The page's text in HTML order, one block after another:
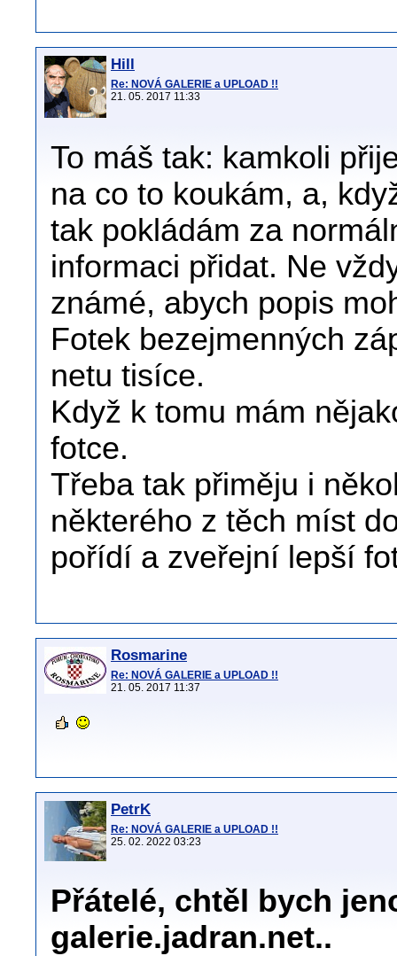
Hill
Re: NOVÁ GALERIE a UPLOAD !!
21. 05. 2017 11:33
To máš tak: kamkoli
na co to koukám, a,
tak pokládám za
informaci přidat. Ne
známé, abych popis
Fotek bezejmenných
netu tisíce.
Když k tomu mám
fotce.
Třeba tak přiměju i
některého z těch míst
pořídí a zveřejní lepší
Rosmarine
Re: NOVÁ GALERIE a UPLOAD !!
21. 05. 2017 11:37
PetrK
Re: NOVÁ GALERIE a UPLOAD !!
25. 02. 2022 03:23
Přátelé, chtěl bych
galerie.jadran.net..